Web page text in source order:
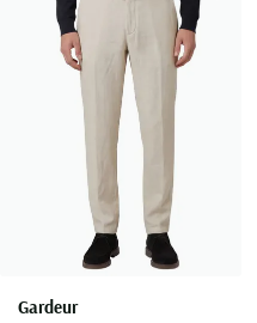
aan favorieten
Gardeur